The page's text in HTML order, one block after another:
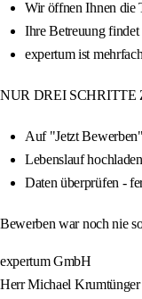
Wir öffnen Ihnen die
Ihre Betreuung
expertum ist
NUR DREI SCHRITTE
Auf "Jetzt
Lebenslauf hochladen
Daten überprüfen -
Bewerben war noch nie
expertum GmbH
Herr Michael Krumtünger